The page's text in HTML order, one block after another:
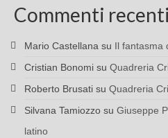
Commenti recenti
Mario Castellana su Il fantasma
Cristian Bonomi su Quadreria
Roberto Brusati su Quadreria
Silvana Tamiozzo su Giuseppe
latino